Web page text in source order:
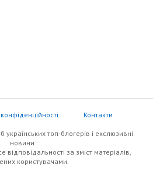
Контакти
топ-блогерів i екслюзивнi
новини
відповідальності за зміст матеріалів,
користувачами.